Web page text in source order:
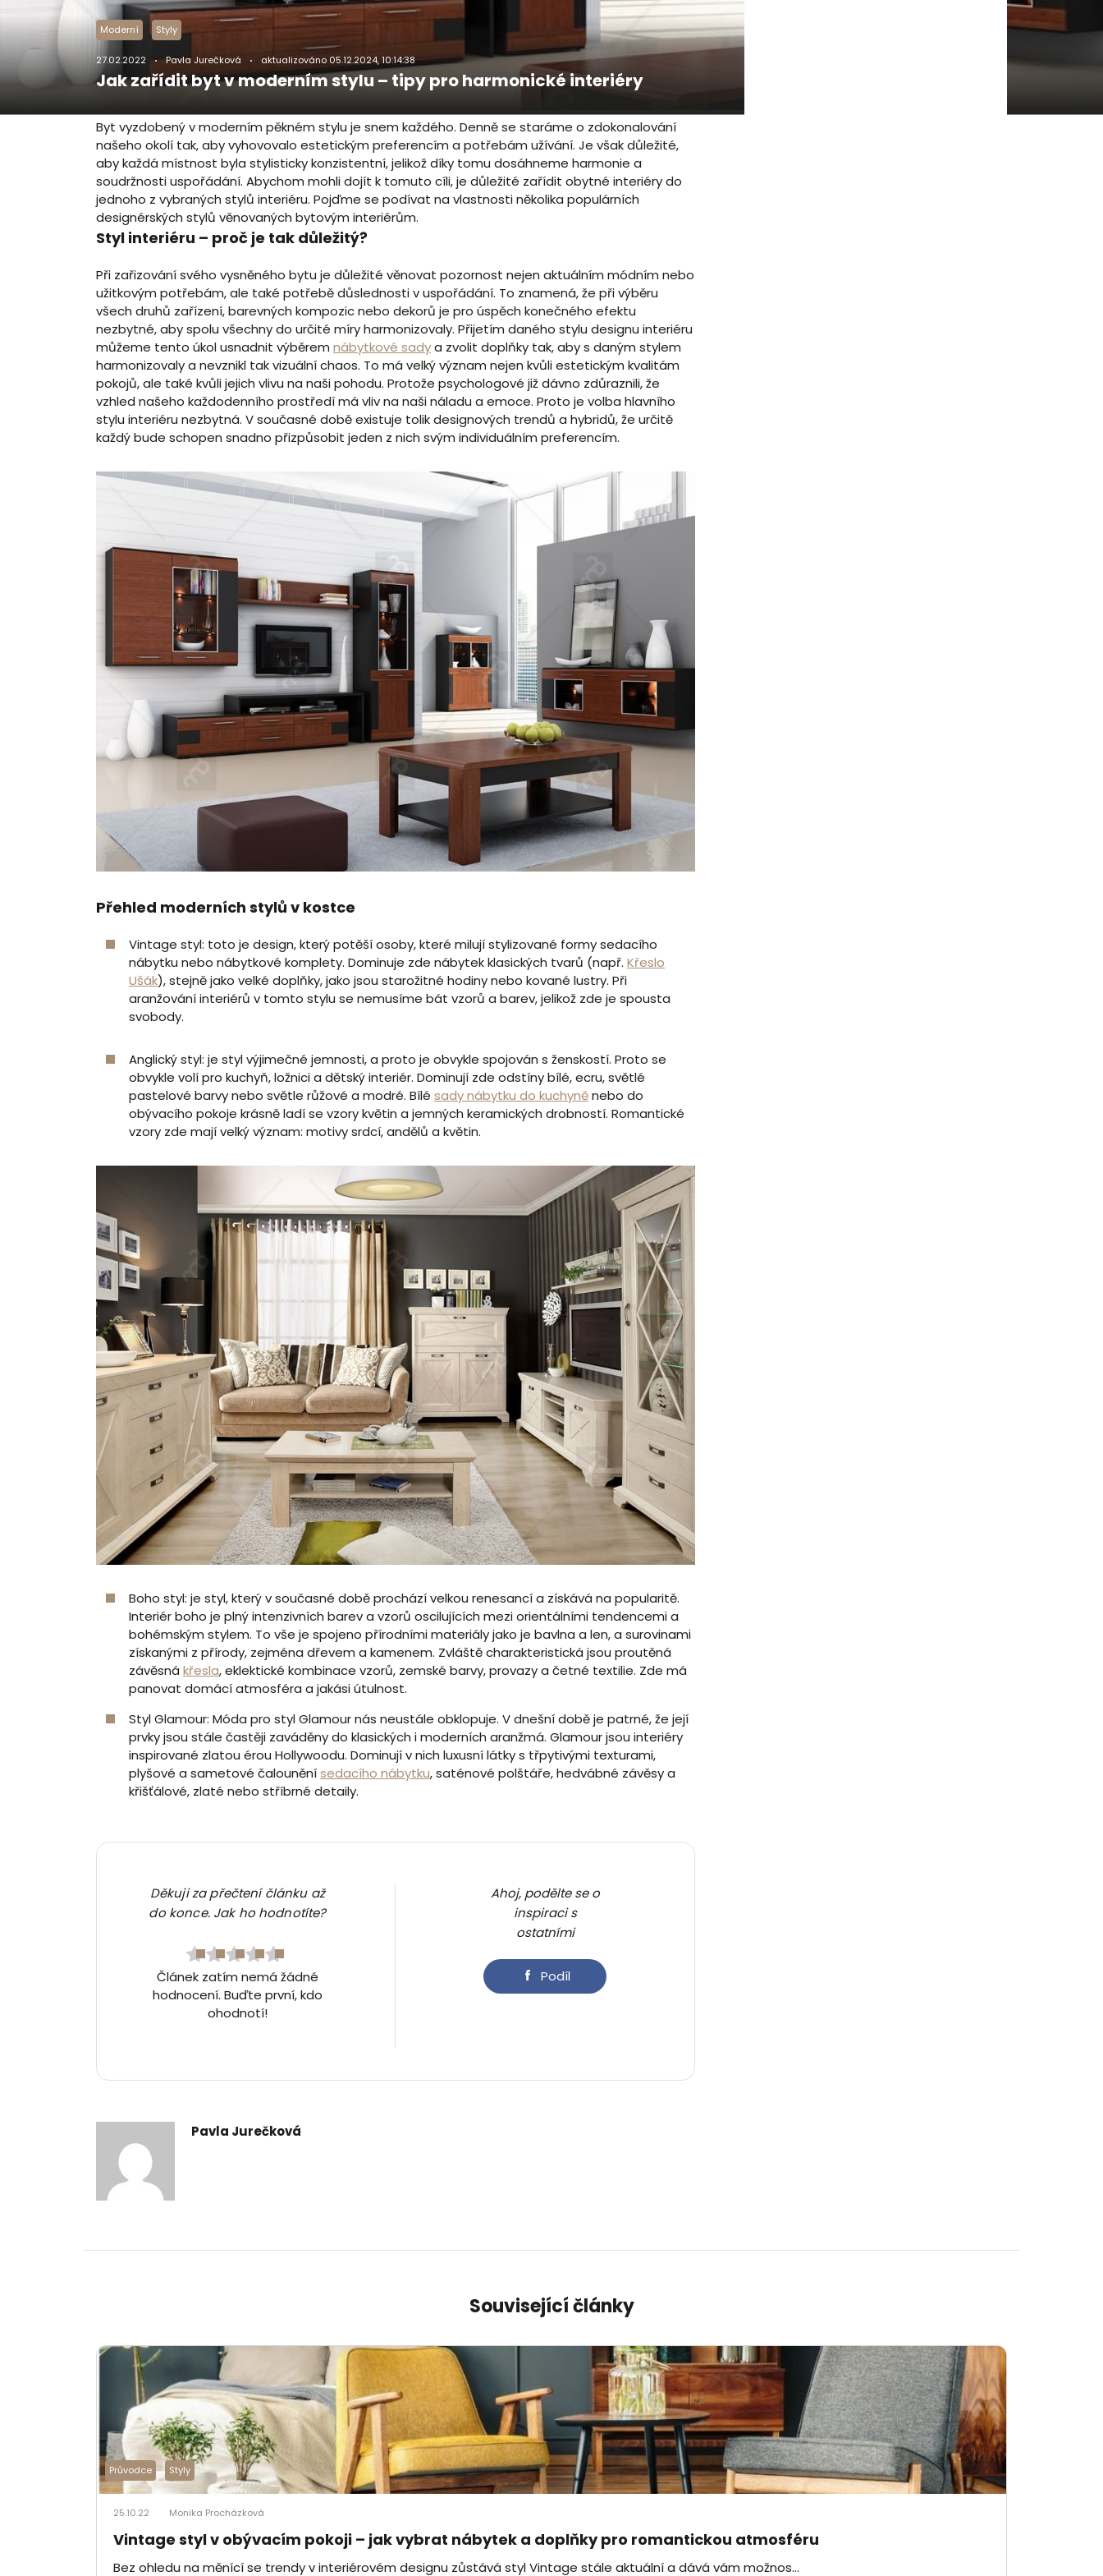
Moderní Styly
27.02.2022 Pavla Jurečková aktualizováno 05.12.2024, 10:14:38
Jak zařídit byt v moderním stylu – tipy pro harmonické interiéry
Byt vyzdobený v moderním pěkném stylu je snem každého. Denně se staráme o zdokonalování
našeho okolí tak, aby vyhovovalo estetickým preferencím a potřebám užívání. Je však důležité,
aby každá místnost byla stylisticky konzistentní, jelikož díky tomu dosáhneme harmonie a
soudržnosti uspořádání. Abychom mohli dojít k tomuto cíli, je důležité zařídit obytné interiéry do
jednoho z vybraných stylů interiéru. Pojďme se podívat na vlastnosti několika populárních
designérských stylů věnovaných bytovým interiérům.
Styl interiéru – proč je tak důležitý?
Při zařizování svého vysněného bytu je důležité věnovat pozornost nejen aktuálním módním nebo
užitkovým potřebám, ale také potřebě důslednosti v uspořádání. To znamená, že při výběru
všech druhů zařízení, barevných kompozic nebo dekorů je pro úspěch konečného efektu
nezbytné, aby spolu všechny do určité míry harmonizovaly. Přijetím daného stylu designu interiéru
můžeme tento úkol usnadnit výběrem nábytkové sadya zvolit doplňky tak, aby s daným stylem
harmonizovaly a nevznikl tak vizuální chaos. To má velký význam nejen kvůli estetickým kvalitám
pokojů, ale také kvůli jejich vlivu na naši pohodu. Protože psychologové již dávno zdůraznili, že
vzhled našeho každodenního prostředí má vliv na naši náladu a emoce. Proto je volba hlavního
stylu interiéru nezbytná. V současné době existuje tolik designových trendů a hybridů, že určitě
každý bude schopen snadno přizpůsobit jeden z nich svým individuálním preferencím.
Přehled moderních stylů v kostce
Vintage styl: toto je design, který potěší osoby, které milují stylizované formy sedacího
nábytku nebo nábytkové komplety. Dominuje zde nábytek klasických tvarů (např. Křeslo
Ušák), stejně jako velké doplňky, jako jsou starožitné hodiny nebo kované lustry. Při
aranžování interiérů v tomto stylu se nemusíme bát vzorů a barev, jelikož zde je spousta
svobody.
Anglický styl: je styl výjimečné jemnosti, a proto je obvykle spojován s ženskostí. Proto se
obvykle volí pro kuchyň, ložnici a dětský interiér. Dominují zde odstíny bílé, ecru, světlé
pastelové barvy nebo světle růžové a modré. Bílé sady nábytku do kuchyněnebo do
obývacího pokoje krásně ladí se vzory květin a jemných keramických drobností. Romantické
vzory zde mají velký význam: motivy srdcí, andělů a květin.
Boho styl: je styl, který v současné době prochází velkou renesancí a získává na popularitě.
Interiér boho je plný intenzivních barev a vzorů oscilujících mezi orientálními tendencemi a
bohémským stylem. To vše je spojeno přírodními materiály jako je bavlna a len, a surovinami
získanými z přírody, zejména dřevem a kamenem. Zvláště charakteristická jsou proutěná
závěsná křesla, eklektické kombinace vzorů, zemské barvy, provazy a četné textilie. Zde má
panovat domácí atmosféra a jakási útulnost.
Styl Glamour: Móda pro styl Glamour nás neustále obklopuje. V dnešní době je patrné, že její
prvky jsou stále častěji zaváděny do klasických i moderních aranžmá. Glamour jsou interiéry
inspirované zlatou érou Hollywoodu. Dominují v nich luxusní látky s třpytivými texturami,
plyšové a sametové čalouněnísedacího nábytku, saténové polštáře, hedvábné závěsy a
křišťálové, zlaté nebo stříbrné detaily.
Děkuji za přečtení článku až
do konce. Jak ho hodnotíte?
Článek zatím nemá žádné
hodnocení. Buďte první, kdo
ohodnotí!
Ahoj, podělte se o
inspiraci s
ostatními
Podíl
Pavla Jurečková
Související články
Průvodce Styly
25.10.22 Monika Procházková
Vintage styl v obývacím pokoji – jak vybrat nábytek a doplňky pro romantickou atmosféru
Bez ohledu na měnící se trendy v interiérovém designu zůstává styl Vintage stále aktuální a dává vám možnos...